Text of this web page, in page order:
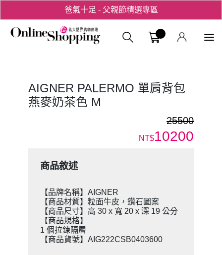
爸氣十足 - 父親節精選專區
用心愛你！七夕星選禮遇！義大購物
AIGNER PALERMO 單肩背包
燕麥奶茶色 M
25500
NT$10200
商品敘述
【品牌名稱】AIGNER
【商品材質】粒面牛皮，鑽石圖案
【商品尺寸】高 30 x 寬 20 x 深 19 公分
【商品規格】
1 個拉鍊隔層
【商品貨號】AIG222CSB0403600